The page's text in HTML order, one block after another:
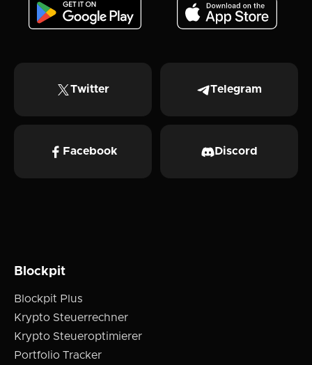
Twitter Telegram
Facebook Discord
Blockpit
Blockpit Plus
Krypto Steuerrechner
Krypto Steueroptimierer
Portfolio Tracker